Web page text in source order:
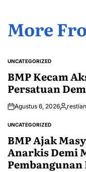
More
POSTED
UNCATEGORIZED
BMP Kecam
Persatuan
Agustus 6, 2026Posted
POSTED
UNCATEGORIZED
BMP Ajak
Anarkis Demi
Pembangunan